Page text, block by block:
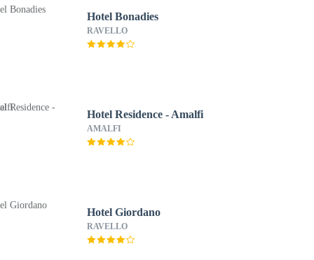
Hotel Bonadies
RAVELLO
Hotel Residence - Amalfi
AMALFI
Hotel Giordano
RAVELLO